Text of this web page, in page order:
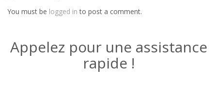
You must be logged in to post a comment.
Appelez pour une assistance
rapide !